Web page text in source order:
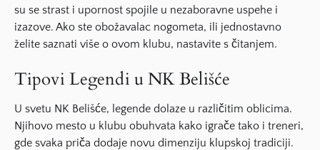
su se strast i upornost spojile u nezaboravne uspehe i
izazove. Ako ste obožavalac nogometa, ili jednostavno
želite saznati više o ovom klubu, nastavite s čitanjem.
Tipovi Legendi u NK Belišće
U svetu NK Belišće, legende dolaze u različitim oblicima.
Njihovo mesto u klubu obuhvata kako igrače tako i treneri,
gde svaka priča dodaje novu dimenziju klupskoj tradiciji.